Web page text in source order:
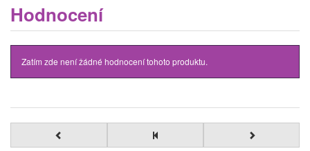
Hodnocení
Zatím zde není žádné hodnocení tohoto produktu.